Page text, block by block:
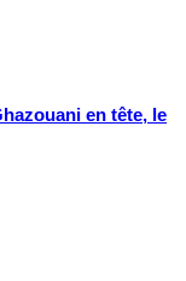
en tête, le